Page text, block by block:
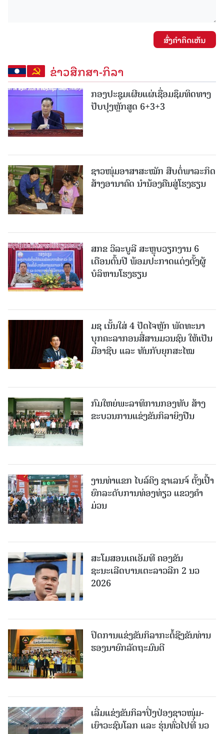
ສົ່ງຄໍາຄິດເຫັນ
ຂ່າວສືກສາ-ກິລາ
ກອງປະຊຸມເຜີຍແຜ່ເຊື່ອມຊຶມທິດທາງ
ປັບປຸງຫຼັກສູດ 6+3+3
ຊາວໜຸ່ມອາສາສະໝັກ ສືບຕໍ່ພາລະກິດ
ສ້າງອານາຄົດ ນໍານ້ອງຄືນສູ່ໂຮງຮຽນ
ສກຂ ວິລະບູລີ ສະຫຼຸບວຽກງານ 6
ເດືອນຕົ້ນປີ ພ້ອມປະກາດແຕ່ງຕັ້ງຜູ້
ບໍລິຫານໂຮງຮຽນ
ມຊ ເນັ້ນໃສ່ 4 ປັດໄຈຫຼັກ ພັດທະນາ
ບຸກຄະລາກອນສື່ສານມວນຊົນ ໃຫ້ເປັນ
ມືອາຊີບ ແລະ ທັນກັບຍຸກສະໄໝ
ກົມໃຫຍ່ພະລາທິການກອງທັບ ສ້າງ
ຂະບວນການແຂ່ງຂັນກິລາຍິງປືນ
ງານທ່າແຂກ ໄບລ໌ຄິງ ຊາເລນຈ໌ ຕັ້ງເປົ້າ
ຍົກລະດັບການທ່ອງທ່ຽວ ແຂວງຄໍາ
ມ່ວນ
ສະໂມສອນເຄເອັມທີ ຄອງຂັນ
ຊະນະເລີດບານເຕະລາວລີກ 2 ນວ
2026
ປິດການແຂ່ງຂັນກິລາກະຕໍ້ຊີງຂັນທ່ານ
ຮອງນາຍົກລັດຖະມົນຕີ
ເລີ່ມແຂ່ງຂັນກິລາປິ່ງປ່ອງຊາວໜຸ່ມ-
ເຍົາວະຊົນໂລກ ແລະ ຮຸ່ນທົ່ວໄປທີ່ ນວ